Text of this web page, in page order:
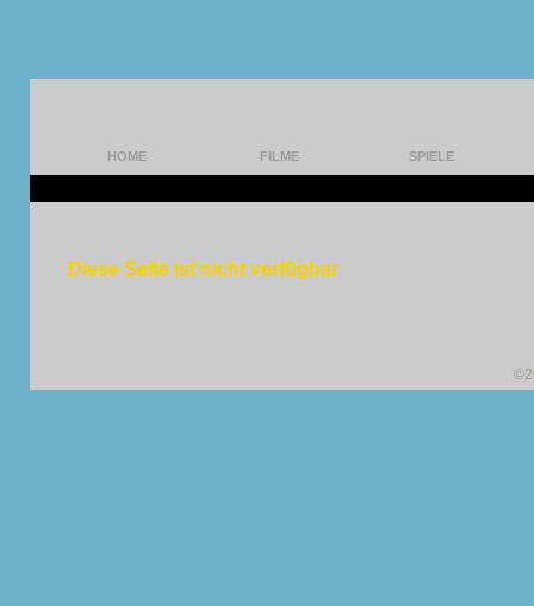
HOME FILME SPIELE
Diese Seite ist nicht verfügbar